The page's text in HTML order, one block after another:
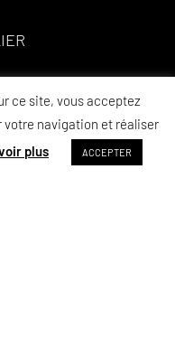
ce site, vous acceptez
votre navigation et réaliser
plus ACCEPTER